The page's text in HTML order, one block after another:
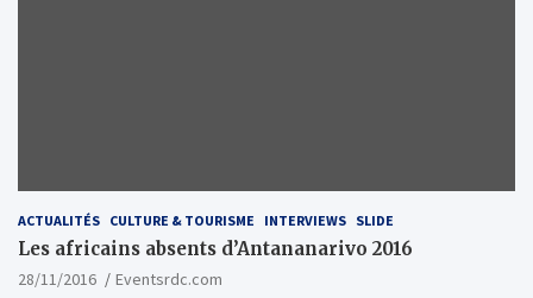
ACTUALITÉS CULTURE & TOURISME INTERVIEWS SLIDE
Les africains absents d’Antananarivo 2016
28/11/2016
Eventsrdc.com